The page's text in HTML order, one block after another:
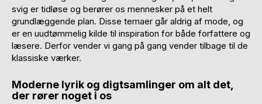
svig er tidløse og berører os mennesker på et helt
grundlæggende plan. Disse temaer går aldrig af mode, og
er en uudtømmelig kilde til inspiration for både forfattere og
læsere. Derfor vender vi gang på gang vender tilbage til de
klassiske værker.
Moderne lyrik og digtsamlinger om alt det,
der rører noget i os